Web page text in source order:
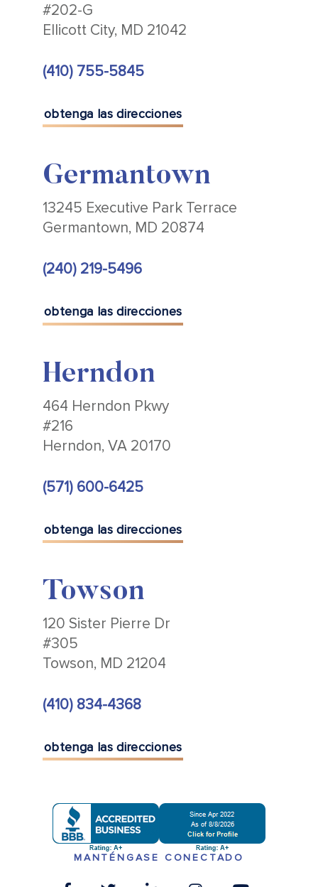
#202-G
Ellicott City, MD 21042
(410) 755-5845
obtenga las direcciones
Germantown
13245 Executive Park Terrace
Germantown, MD 20874
(240) 219-5496
obtenga las direcciones
Herndon
464 Herndon Pkwy
#216
Herndon, VA 20170
(571) 600-6425
obtenga las direcciones
Towson
120 Sister Pierre Dr
#305
Towson, MD 21204
(410) 834-4368
obtenga las direcciones
MANTÉNGASE CONECTADO